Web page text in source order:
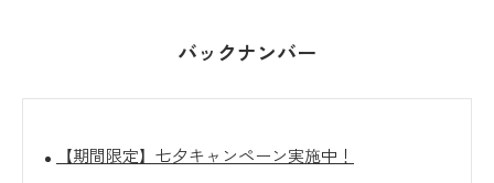
バックナンバー
【期間限定】七夕キャンペーン実施中！